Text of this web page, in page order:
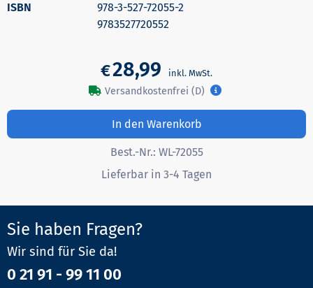
978-3-527-72055-2
9783527720552
€28,99
Versandkostenfrei (D)
In den Warenkorb
Best.-Nr.: WL-72055
Lieferbar in 3-4 Tagen
Sie haben Fragen?
Wir sind für Sie da!
0 21 91 - 99 11 00